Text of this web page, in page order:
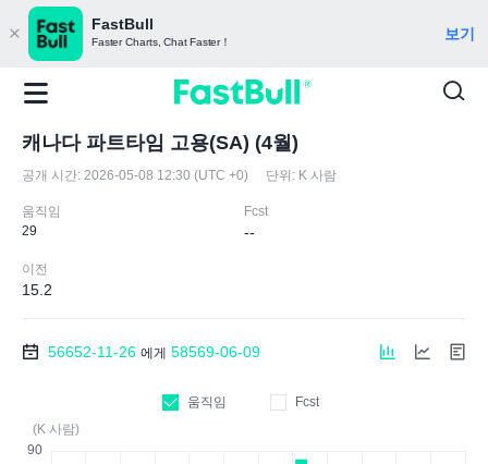
FastBull
Faster Charts, Chat Faster！ 보기
캐나다 파트타임 고용(SA) (4월)
공개 시간: 2026-05-08 12:30 (UTC +0) 단위: K 사람
움직임
29
Fcst
--
이전
15.2
56652-11-26 에게 58569-06-09
움직임
Fcst
(K 사람)